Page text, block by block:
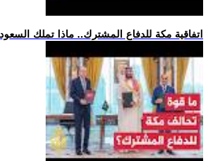
.. اتفاقية مكة للدفاع المشترك.. ماذا تملك